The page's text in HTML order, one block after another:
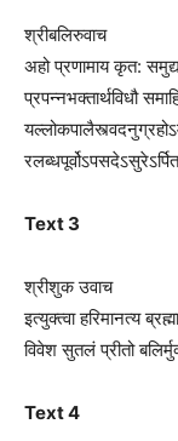
श्रीबलिरुवाच
अहो प्रणामाय कृत:
प्रपन्नभक्तार्थविधौ
Text 3
श्रीशुक उवाच
इत्युक्त्वा हरिमानत्य
विवेश सुतलं प्रीतो
Text 4